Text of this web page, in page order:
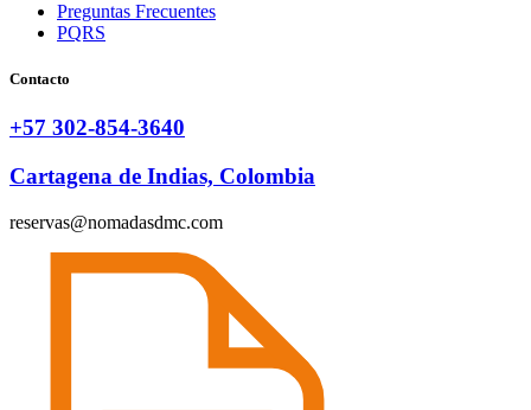
Preguntas Frecuentes
PQRS
Contacto
+57 302-854-3640
Cartagena de Indias, Colombia
reservas@nomadasdmc.com